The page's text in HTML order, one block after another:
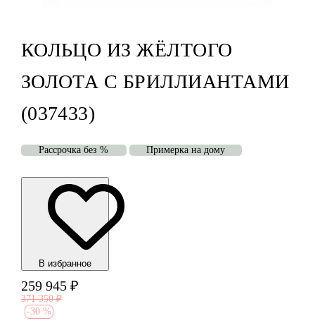
КОЛЬЦО ИЗ ЖЁЛТОГО
ЗОЛОТА С БРИЛЛИАНТАМИ
(037433)
Рассрочка без % Примерка на дому
В избранноe
259 945 ₽
371 350 ₽
-30 %